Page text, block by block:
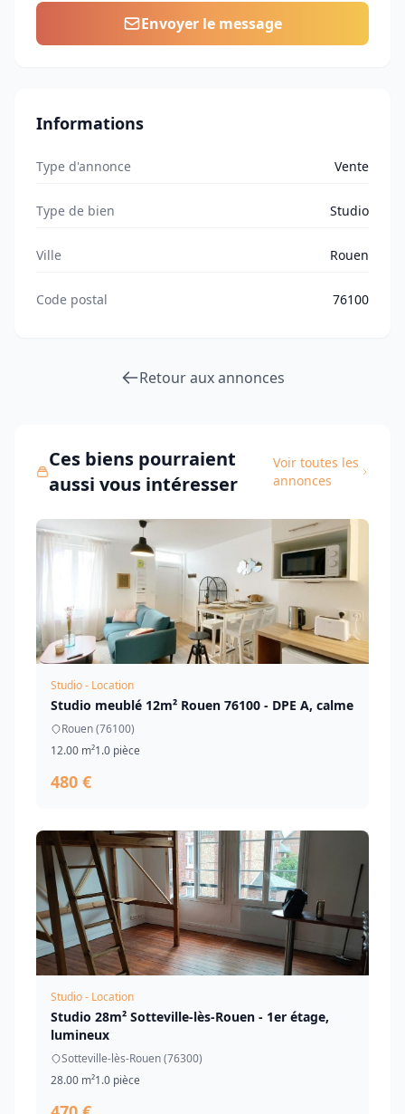
Envoyer le message
Informations
Type d'annonce Vente
Type de bien Studio
Ville Rouen
Code postal 76100
Retour aux annonces
Ces biens pourraient
aussi vous intéresser
Voir toutes les
annonces
Studio - Location
Studio meublé 12m² Rouen 76100 - DPE A, calme
Rouen (76100)
12.00 m²1.0 pièce
480 €
Studio - Location
Studio 28m² Sotteville-lès-Rouen - 1er étage,
lumineux
Sotteville-lès-Rouen (76300)
28.00 m²1.0 pièce